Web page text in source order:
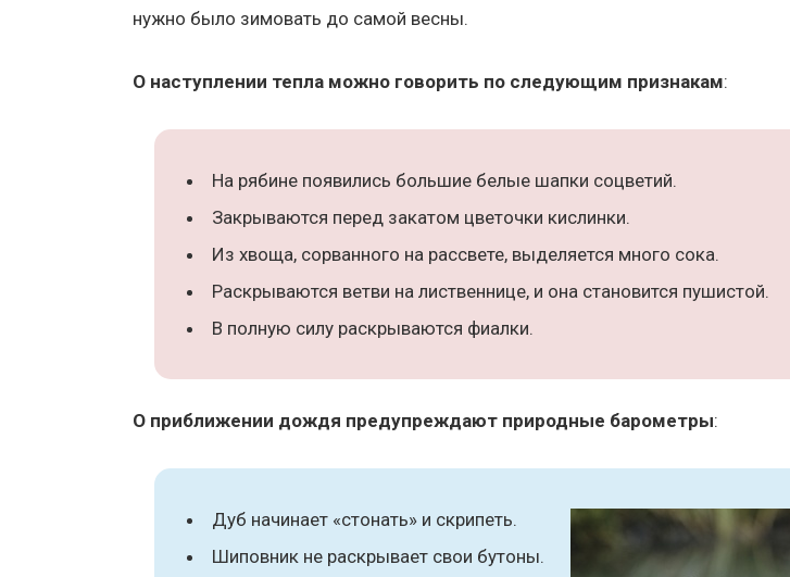
нужно было зимовать до самой весны.
О наступлении тепла можно говорить по следующим признакам:
На рябине появились большие белые шапки соцветий.
Закрываются перед закатом цветочки кислинки.
Из хвоща, сорванного на рассвете, выделяется много сока.
Раскрываются ветви на лиственнице, и она становится пушистой.
В полную силу раскрываются фиалки.
О приближении дождя предупреждают природные барометры:
Дуб начинает «стонать» и скрипеть.
Шиповник не раскрывает свои бутоны.